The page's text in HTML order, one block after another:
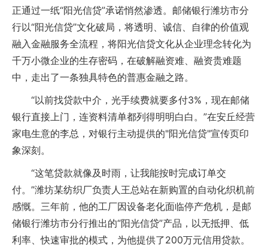
正通过一纸“阳光信贷”承诺悄然渗透。邮储银行潍坊市分
行以“阳光信贷”文化破局，将透明、诚信、自律的价值观
融入金融服务全流程，将阳光信贷文化从企业理念转化为
千万小微企业的生存密码，在破解融资难、融资贵难题
中，走出了一条独具特色的普惠金融之路。
“以前找贷款中介，光手续费就要多付3%，现在邮储
银行直接上门，连资料清单都列得明明白白。”在安丘经营
家电生意的李总，对银行主动提供的"阳光信贷"宣传页印
象深刻。
“这笔贷款就像及时雨，让我能按时完成订单交
付。”潍坊某纺织厂负责人王总站在新购置的自动化织机前
感慨。三年前，他的工厂因设备老化面临停产危机，是邮
储银行潍坊市分行推出的“阳光信贷”产品，以无抵押、低
利率、快速审批的模式，为他提供了200万元信用贷款。